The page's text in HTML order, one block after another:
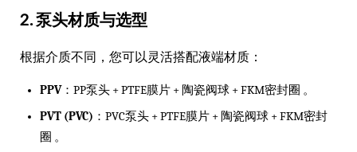
2. 泵头材质与选型
根据介质不同，您可以灵活搭配液端材质：
PPV：PP泵头 + PTFE膜片 + 陶瓷阀球 + FKM密封圈 。
PVT (PVC) ：PVC泵头 + PTFE膜片 + 陶瓷阀球 + FKM密封
圈 。